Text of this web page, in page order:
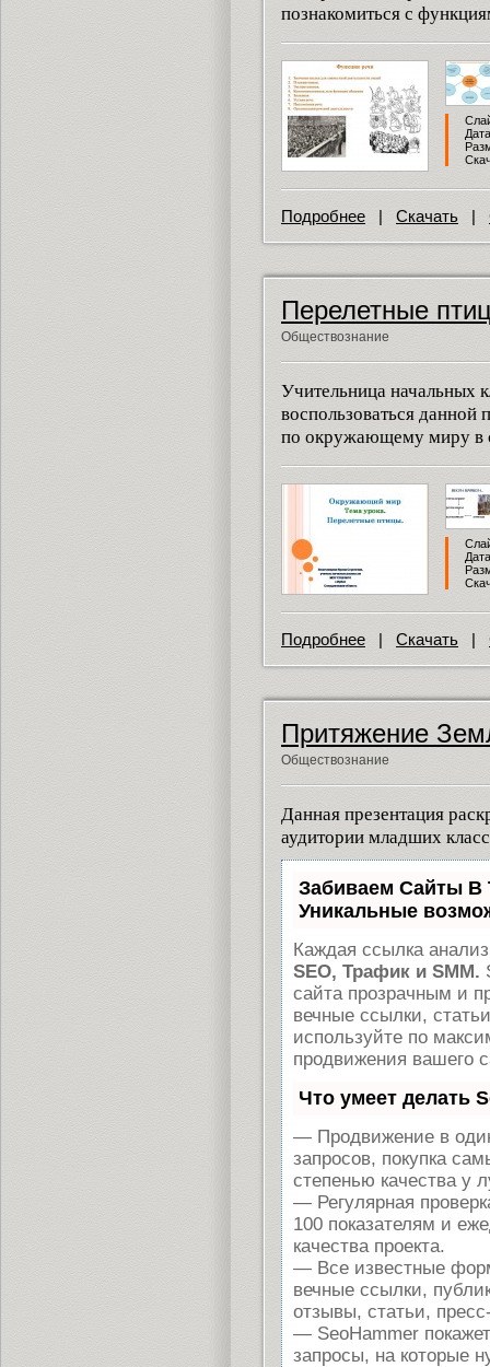
познакомиться с
Подробнее |Скачать |
Перелетные
Обществознание
Учительница начальных
воспользоваться данной
по окружающему миру в
Подробнее | Скачать |
Притяжение
Обществознание
Данная презентация
аудитории младших
Забиваем Сайты
Уникальные
Каждая ссылка
SEO, Трафик и SMM.
сайта прозрачным и
вечные ссылки,
используйте по
продвижения вашего
Что умеет делать
— Продвижение в
запросов, покупка
степенью качества у
— Регулярная
100 показателям и
качества проекта.
— Все известные
вечные ссылки,
отзывы, статьи,
— SeoHammer
запросы, на которые